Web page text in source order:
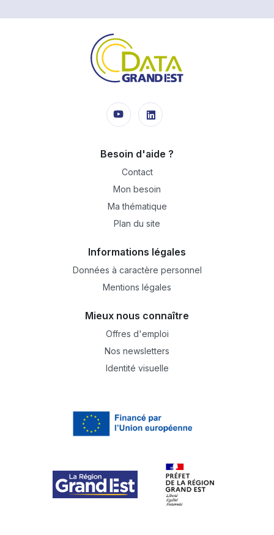
Besoin d'aide ?
Contact
Mon besoin
Ma thématique
Plan du site
Informations légales
Données à caractère personnel
Mentions légales
Mieux nous connaître
Offres d'emploi
Nos newsletters
Identité visuelle